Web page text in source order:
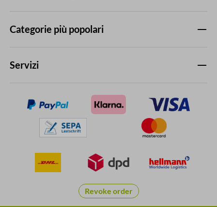
Categorie più popolari
Servizi
Revoke order